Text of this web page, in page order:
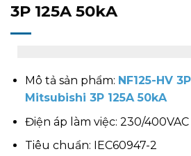
3P 125A 50kA
Mô tả sản phẩm: NF125-HV
Mitsubishi 3P 125A 50kA
Điện áp làm việc: 230/400VAC
Tiêu chuẩn: IEC60947-2